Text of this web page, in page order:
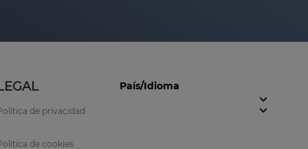
de privacidad
de cookies
País/Idioma